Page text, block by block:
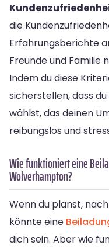
die
Erfahrungsberichte
Freunde und Familie
Indem du diese
sicherstellen, dass
wählst, das deinen
reibungslos und
Wie funktioniert eine
Wolverhampton?
Wenn du planst,
könnte eine
dich sein. Aber wie